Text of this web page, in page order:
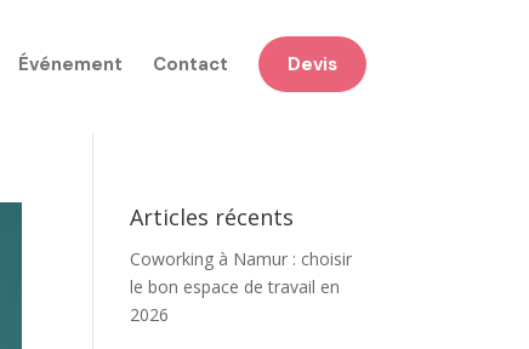
Événement Contact Devis
Articles récents
Coworking à Namur : choisir
le bon espace de travail en
2026